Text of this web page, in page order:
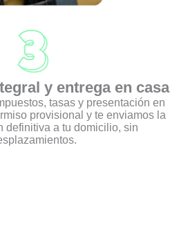
y entrega en casa
tasas y presentación en
provisional y te enviamos la
definitiva a tu domicilio, sin